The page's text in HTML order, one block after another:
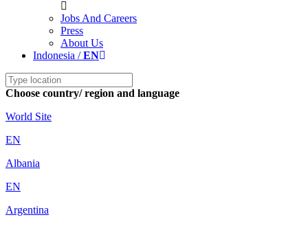
Jobs And Careers
Press
About Us
Indonesia /EN
Choose country/ region and language
World Site
EN
Albania
EN
Argentina